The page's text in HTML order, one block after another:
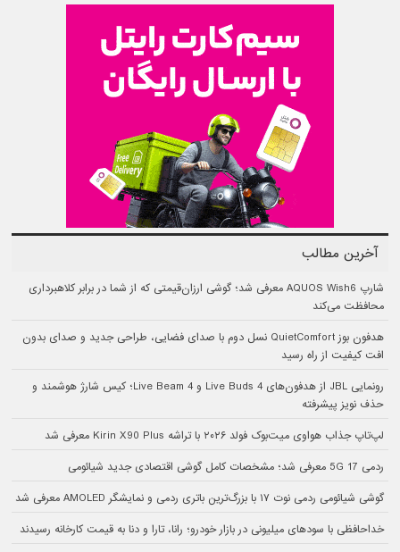
آخرین مطالب
شارپ AQUOS Wish6 معرفی شد؛ گوشی ارزان‌قیمتی که از شما در برابر کلاهبرداری
محافظت می‌کند
هدفون بوز QuietComfort نسل دوم با صدای فضایی، طراحی جدید و صدای بدون
افت کیفیت از راه رسید
رونمایی JBL از هدفون‌های Live Buds 4 و Live Beam 4؛ کیس شارژ هوشمند و
حذف نویز پیشرفته
لپ‌تاپ جذاب هواوی میت‌بوک فولد ۲۰۲۶ با تراشه Kirin X90 Plus معرفی شد
ردمی 17 5G معرفی شد؛ مشخصات کامل گوشی اقتصادی جدید شیائومی
گوشی شیائومی ردمی نوت ۱۷ با بزرگ‌ترین باتری ردمی و نمایشگر AMOLED معرفی شد
خداحافظی با سودهای میلیونی در بازار خودرو؛ رانا، تارا و دنا به قیمت کارخانه رسیدند